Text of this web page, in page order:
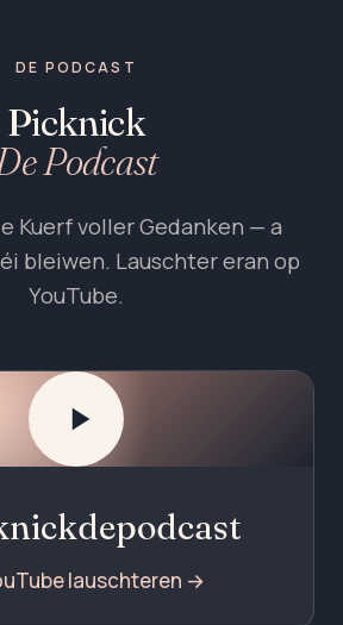
DE PODCAST
Picknick
Podcast
Kuerf voller Gedanken — a
bleiwen. Lauschter eran op
YouTube.
lauschteren →